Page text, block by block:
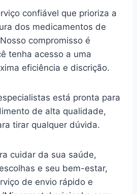
confiável que prioriza a
dos medicamentos de
compromisso é
tenha acesso a uma
eficiência e discrição.
está pronta para
de alta qualidade,
tirar qualquer dúvida.
cuidar da sua saúde,
e seu bem-estar,
de envio rápido e